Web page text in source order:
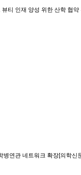
뷰티 인재 양성 위한 산학 협
연관 네트워크 확장[의학신